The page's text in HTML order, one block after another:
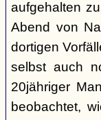
aufgehalten
Abend von
dortigen
selbst auch
20jähriger
beobachtet,